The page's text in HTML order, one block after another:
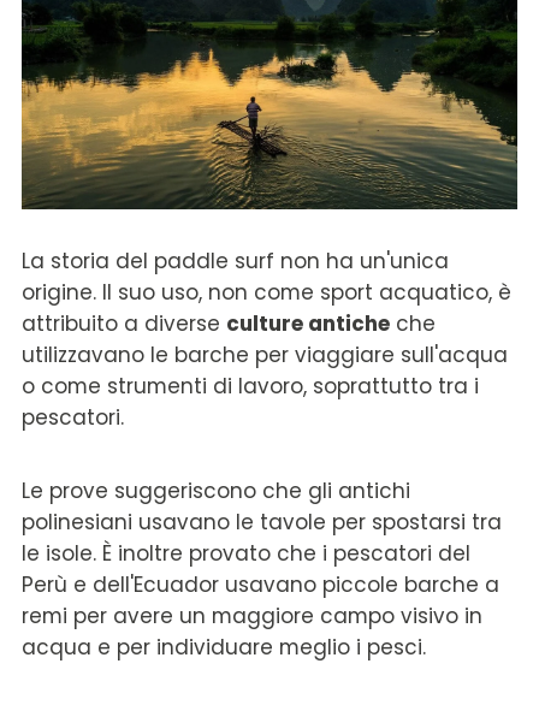
La storia del paddle surf non ha un'unica
origine. Il suo uso, non come sport acquatico, è
attribuito a diverse culture anticheche
utilizzavano le barche per viaggiare sull'acqua
o come strumenti di lavoro, soprattutto tra i
pescatori.
Le prove suggeriscono che gli antichi
polinesiani usavano le tavole per spostarsi tra
le isole. È inoltre provato che i pescatori del
Perù e dell'Ecuador usavano piccole barche a
remi per avere un maggiore campo visivo in
acqua e per individuare meglio i pesci.